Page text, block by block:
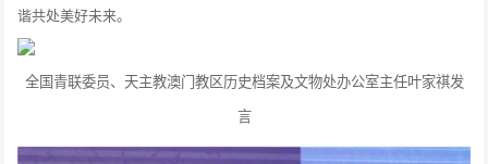
谐共处美好未来。
全国青联委员、天主教澳门教区历史档案及文物处办公室主任叶家祺发
言